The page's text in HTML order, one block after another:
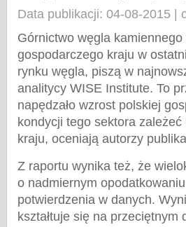
Data publikacji: 04-08-2015 |
Górnictwo węgla
gospodarczego kraju w
rynku węgla, piszą w
analitycy WISE Institute. To
napędzało wzrost polskiej
kondycji tego sektora
kraju, oceniają autorzy
Z raportu wynika też, że
o nadmiernym
potwierdzenia w danych.
kształtuje się na przeciętnym